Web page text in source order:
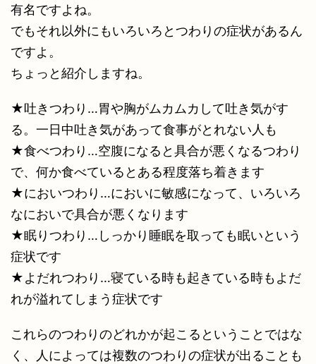
有名ですよね。
でもそれ以外にもいろいろとつわりの症状があるん
ですよ。
ちょっと紹介しますね。
★吐きつわり…胃や胸がムカムカして吐き気がす
る。一日中吐き気があって食事がとれない人も
★食べつわり…空腹になると具合が悪くなるつわり
で、何か食べているとある程度落ち着きます
★においつわり…においに敏感になって、いろいろ
なにおいで具合が悪くなります
★眠りつわり…しっかり睡眠を取っても眠いという
症状です
★よだれつわり…寝ている時も起きている時もよだ
れが溢れてしまう症状です
これらのつわりのどれかが起こるということではな
く、人によっては複数のつわりの症状が出ることも